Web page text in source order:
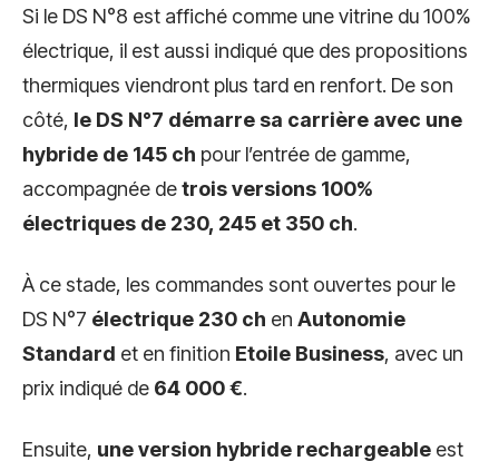
Si le DS N°8 est affiché comme une vitrine du 100%
électrique, il est aussi indiqué que des propositions
thermiques viendront plus tard en renfort. De son
côté, le DS N°7 démarre sa carrière avec une
hybride de 145 ch pour l’entrée de gamme,
accompagnée detrois versions 100%
électriques de 230, 245 et 350 ch.
À ce stade, les commandes sont ouvertes pour le
DS N°7 électrique 230 ch en Autonomie
Standard et en finition Etoile Business, avec un
prix indiqué de 64 000 €.
Ensuite, une version hybride rechargeable est